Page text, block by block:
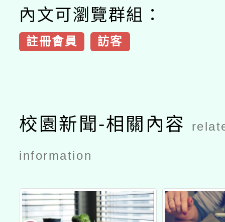
內文可瀏覽群組：
註冊會員 訪客
校園新聞-相關內容
information